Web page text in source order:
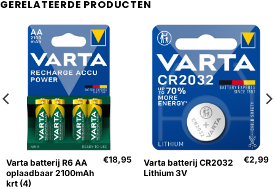
GERELATEERDE PRODUCTEN
Varta batterij R6 AA
oplaadbaar 2100mAh
krt (4)
€18,95
Varta batterij CR2032
Lithium 3V
€2,99